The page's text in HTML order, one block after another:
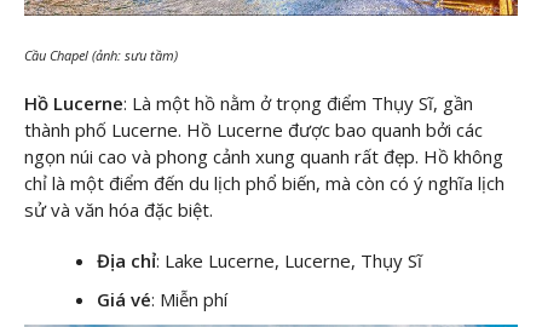
Cầu Chapel (ảnh: sưu tầm)
Hồ Lucerne: Là một hồ nằm ở trọng điểm Thụy Sĩ, gần
thành phố Lucerne. Hồ Lucerne được bao quanh bởi các
ngọn núi cao và phong cảnh xung quanh rất đẹp. Hồ không
chỉ là một điểm đến du lịch phổ biến, mà còn có ý nghĩa lịch
sử và văn hóa đặc biệt.
Địa chỉ: Lake Lucerne, Lucerne, Thụy Sĩ
Giá vé: Miễn phí